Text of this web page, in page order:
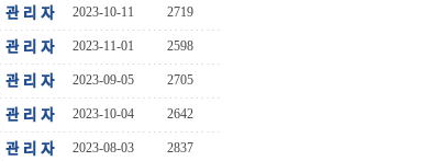
2023-10-11 2719
2023-11-01 2598
2023-09-05 2705
2023-10-04 2642
2023-08-03 2837